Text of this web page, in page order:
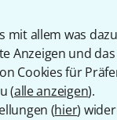
mit allem was
Anzeigen und
Cookies für
(alle anzeigen).
(hier)